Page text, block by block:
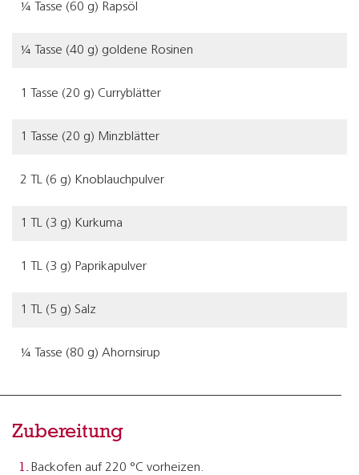
¼ Tasse (60 g) Rapsöl
¼ Tasse (40 g) goldene Rosinen
1 Tasse (20 g) Curryblätter
1 Tasse (20 g) Minzblätter
2 TL (6 g) Knoblauchpulver
1 TL (3 g) Kurkuma
1 TL (3 g) Paprikapulver
1 TL (5 g) Salz
¼ Tasse (80 g) Ahornsirup
Zubereitung
Backofen auf 220 °C vorheizen.